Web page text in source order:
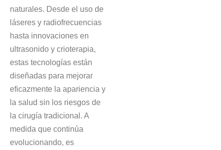
naturales. Desde el uso de
láseres y radiofrecuencias
hasta innovaciones en
ultrasonido y crioterapia,
estas tecnologías están
diseñadas para mejorar
eficazmente la apariencia y
la salud sin los riesgos de
la cirugía tradicional. A
medida que continúa
evolucionando, es